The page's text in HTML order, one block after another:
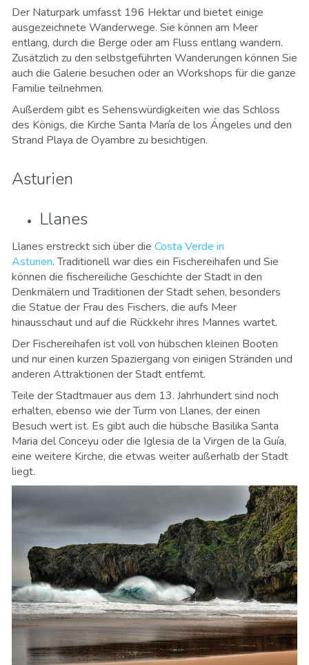
Der Naturpark umfasst 196 Hektar und bietet einige
ausgezeichnete Wanderwege. Sie können am Meer
entlang, durch die Berge oder am Fluss entlang wandern.
Zusätzlich zu den selbstgeführten Wanderungen können Sie
auch die Galerie besuchen oder an Workshops für die ganze
Familie teilnehmen.
Außerdem gibt es Sehenswürdigkeiten wie das Schloss
des Königs, die Kirche Santa María de los Ángeles und den
Strand Playa de Oyambre zu besichtigen.
Asturien
Llanes
Llanes erstreckt sich über die Costa Verde in
Asturien. Traditionell war dies ein Fischereihafen und Sie
können die fischereiliche Geschichte der Stadt in den
Denkmälern und Traditionen der Stadt sehen, besonders
die Statue der Frau des Fischers, die aufs Meer
hinausschaut und auf die Rückkehr ihres Mannes wartet.
Der Fischereihafen ist voll von hübschen kleinen Booten
und nur einen kurzen Spaziergang von einigen Stränden und
anderen Attraktionen der Stadt entfernt.
Teile der Stadtmauer aus dem 13. Jahrhundert sind noch
erhalten, ebenso wie der Turm von Llanes, der einen
Besuch wert ist. Es gibt auch die hübsche Basilika Santa
Maria del Conceyu oder die Iglesia de la Virgen de la Guía,
eine weitere Kirche, die etwas weiter außerhalb der Stadt
liegt.